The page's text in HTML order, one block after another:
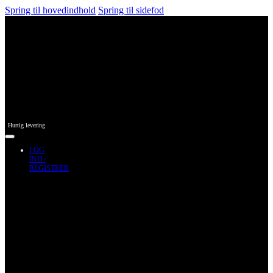
Spring til hovedindhold Spring til sidefod
Hurtig levering
LOG
IND /
REGISTRER